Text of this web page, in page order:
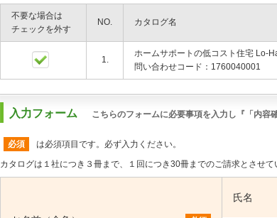
不要な場合は
チェックを外す
NO. カタログ名
1.
ホームサポートの低コスト住宅 Lo-
問い合わせコード：1760040001
入力フォーム こちらのフォームに必要事項を入力し『「内容
必須 は必須項目です。必ず入力ください。
カタログは１社につき３冊まで、１回につき30冊までのご請求とさせ
氏名